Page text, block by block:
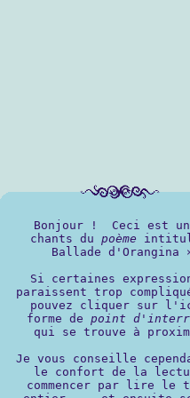
Bonjour ! Ceci est un
chants du poème
Ballade
Si certaines
paraissent trop
pouvez cliquer sur
forme de point
qui se trouve à
Je vous conseille
le confort de la
commencer par lire le